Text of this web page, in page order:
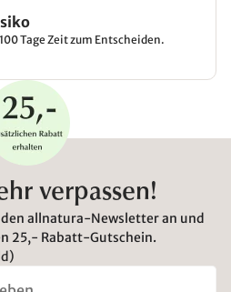
Tage Zeit zum Entscheiden.
verpassen!
allnatura-Newsletter an und
25,- Rabatt-Gutschein.